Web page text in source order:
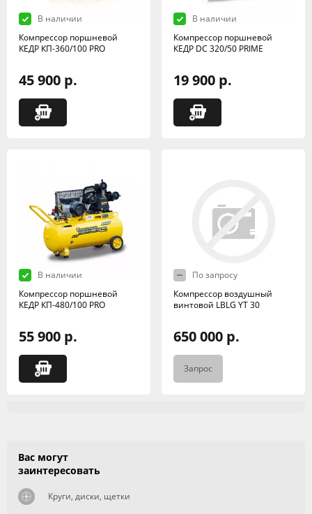
В наличии
Компрессор поршневой
КЕДР КП-360/100 PRO
45 900 р.
В наличии
Компрессор поршневой
КЕДР DC 320/50 PRIME
19 900 р.
В наличии
Компрессор поршневой
КЕДР КП-480/100 PRO
55 900 р.
По запросу
Компрессор воздушный
винтовой LBLG YT 30
650 000 р.
Запрос
Вас могут
заинтересовать
Круги, диски, щетки